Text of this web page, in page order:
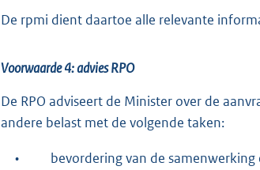
De rpmi dient daartoe alle relevante
Voorwaarde 4: advies RPO
De RPO adviseert de Minister over de
andere belast met de volgende taken:
•
bevordering van de